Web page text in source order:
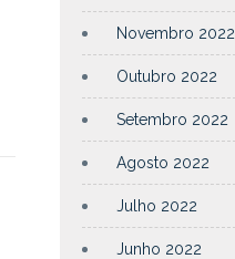
Novembro 2022
Outubro 2022
Setembro 2022
Agosto 2022
Julho 2022
Junho 2022